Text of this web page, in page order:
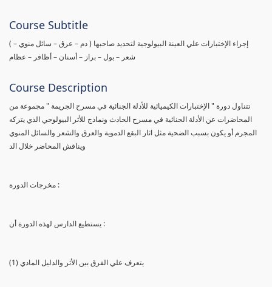
Course Subtitle
( إجراء الإختبارات علي العينة البيولوجية لتحديد صاحبها ( دم – عرق – سائل منوي –
شعر – بول – براز – أسنان – أظافر – عظام
Course Description
تتناول دورة " الإختبارات الكيميائية للأدلة الجنائية في مسرح الجريمة " مجموعة من
المحاضرات عن الأدلة الجنائية في مسرح الحادث ونماذج للأثر البيولوجي الذي يتركه
المجرم أو يكون بسبب الضحية مثل اثار البقع الدموية والعرق والشعر والسائل المنوي
ويناقش المحاضر خلال الد
مخرجات الدورة :
يستطيع الدارس لهذه الدورة أن :
(1) يتعرف علي الفرق بين الأثر والدليل المادي